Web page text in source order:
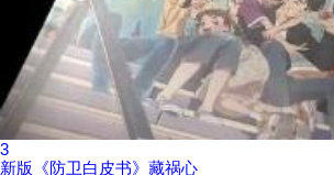
3
新版《防卫白皮书》藏祸心